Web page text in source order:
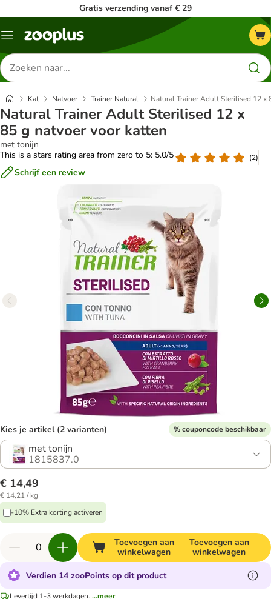
Gratis verzending vanaf € 29
Menu
Zoeken
naar
producten
Kat Natvoer Trainer Natural Natural Trainer Adult Sterilised 12 x
Natural Trainer Adult Sterilised 12 x
85 g natvoer voor katten
met tonijn
This is a stars rating area from zero to 5: 5.0/5
(2)
Schrijf een review
Kies je artikel (2 varianten) % couponcode beschikbaar
met tonijn
1815837.0
€ 14,49
€ 14,21 / kg
-10% Extra korting activeren
Toevoegen aan
winkelwagen
Toevoegen aan
winkelwagen
Verdien 14 zooPoints op dit product
Levertijd 1-3 werkdagen. ...meer